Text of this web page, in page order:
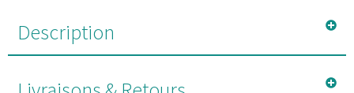
Description